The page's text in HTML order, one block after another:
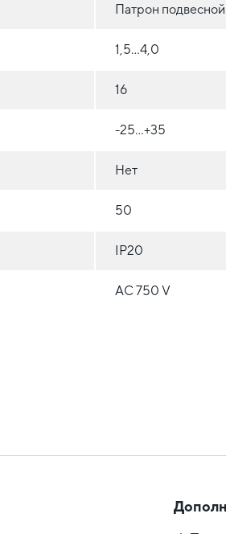
Патрон подвесной
1,5...4,0
16
-25...+35
Нет
50
IP20
АС 750 V